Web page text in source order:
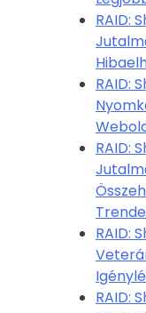
RAID:
RAID:
RAID:
RAID:
RAID: